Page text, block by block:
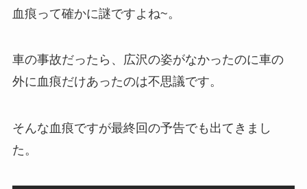
血痕って確かに謎ですよね~。
車の事故だったら、広沢の姿がなかったのに車の
外に血痕だけあったのは不思議です。
そんな血痕ですが最終回の予告でも出てきまし
た。